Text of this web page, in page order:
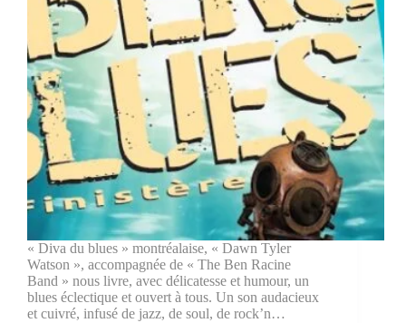
« Diva du blues » montréalaise, « Dawn Tyler
Watson », accompagnée de « The Ben Racine
Band » nous livre, avec délicatesse et humour, un
blues éclectique et ouvert à tous. Un son audacieux
et cuivré, infusé de jazz, de soul, de rock’n…